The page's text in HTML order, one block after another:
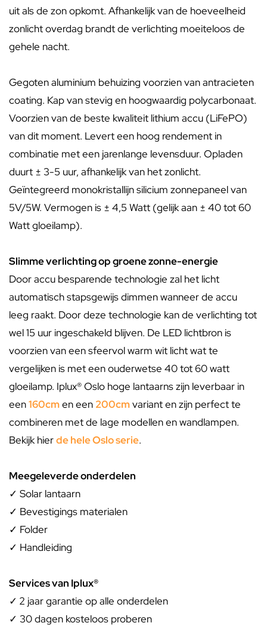
uit als de zon opkomt. Afhankelijk van de hoeveelheid
zonlicht overdag brandt de verlichting moeiteloos de
gehele nacht.
Gegoten aluminium behuizing voorzien van antracieten
coating. Kap van stevig en hoogwaardig polycarbonaat.
Voorzien van de beste kwaliteit lithium accu (LiFePO)
van dit moment. Levert een hoog rendement in
combinatie met een jarenlange levensduur. Opladen
duurt ± 3-5 uur, afhankelijk van het zonlicht.
Geïntegreerd monokristallijn silicium zonnepaneel van
5V/5W. Vermogen is ± 4,5 Watt (gelijk aan ± 40 tot 60
Watt gloeilamp).
Slimme verlichting op groene zonne-energie
Door accu besparende technologie zal het licht
automatisch stapsgewijs dimmen wanneer de accu
leeg raakt. Door deze technologie kan de verlichting tot
wel 15 uur ingeschakeld blijven. De LED lichtbron is
voorzien van een sfeervol warm wit licht wat te
vergelijken is met een ouderwetse 40 tot 60 watt
gloeilamp. Iplux® Oslo hoge lantaarns zijn leverbaar in
een160cmen een 200cmvariant en zijn perfect te
combineren met de lage modellen en wandlampen.
Bekijk hierde hele Oslo serie.
Meegeleverde onderdelen
✓ Solar lantaarn
✓ Bevestigings materialen
✓ Folder
✓ Handleiding
Services van Iplux®
✓ 2 jaar garantie op alle onderdelen
✓ 30 dagen kosteloos proberen